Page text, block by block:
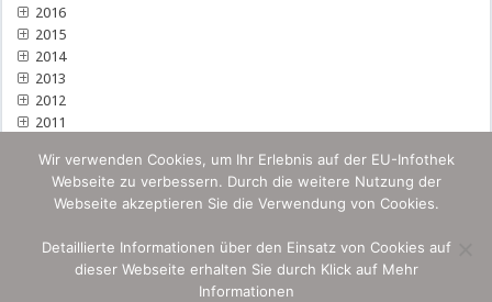
2016
2015
2014
2013
2012
2011
Wir verwenden Cookies, um Ihr Erlebnis auf der EU-Infothek
Webseite zu verbessern. Durch die weitere Nutzung der
Webseite akzeptieren Sie die Verwendung von Cookies.
Detaillierte Informationen über den Einsatz von Cookies auf
dieser Webseite erhalten Sie durch Klick auf Mehr
Informationen